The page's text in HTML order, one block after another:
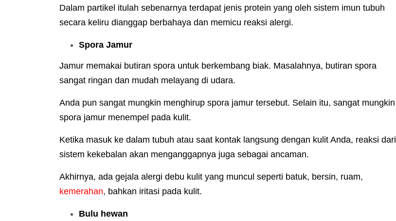
Dalam partikel itulah sebenarnya terdapat jenis protein yang oleh sistem imun tubuh
secara keliru dianggap berbahaya dan memicu reaksi alergi.
Spora Jamur
Jamur memakai butiran spora untuk berkembang biak. Masalahnya, butiran spora
sangat ringan dan mudah melayang di udara.
Anda pun sangat mungkin menghirup spora jamur tersebut. Selain itu, sangat mungkin
spora jamur menempel pada kulit.
Ketika masuk ke dalam tubuh atau saat kontak langsung dengan kulit Anda, reaksi dari
sistem kekebalan akan menganggapnya juga sebagai ancaman.
Akhirnya, ada gejala alergi debu kulit yang muncul seperti batuk, bersin, ruam,
kemerahan, bahkan iritasi pada kulit.
Bulu hewan